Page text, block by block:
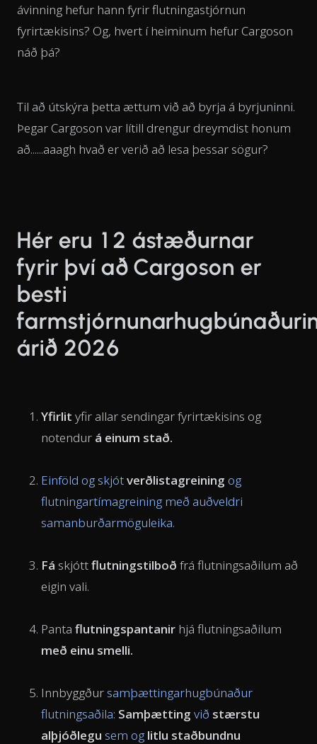
ávinning hefur hann fyrir flutningastjórnun
fyrirtækisins? Og, hvert í heiminum hefur Cargoson
náð þá?
Til að útskýra þetta ættum við að byrja á byrjuninni.
Þegar Cargoson var lítill drengur dreymdist honum
að......aaagh hvað er verið að lesa þessar sögur?
Hér eru 12 ástæðurnar
fyrir því að Cargoson er
besti
árið 2026
Yfirlit yfir allar sendingar fyrirtækisins og
notendur á einum stað.
Einföld og skjótverðlistagreining og
flutningartímagreining með auðveldri
samanburðarmöguleika.
Fá skjóttflutningstilboð frá flutningsaðilum að
eigin vali.
Panta flutningspantanir hjá flutningsaðilum
með einu smelli.
Innbyggður samþættingarhugbúnaður
flutningsaðila: Samþætting við stærstu
alþjóðlegu sem og litlu staðbundnu